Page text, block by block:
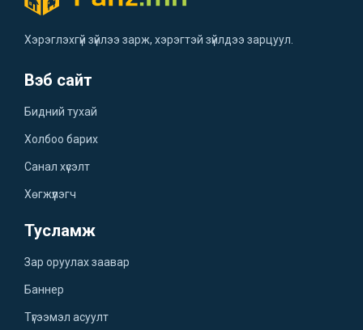
Хэрэглэхгүй зүйлээ зарж, хэрэгтэй зүйлдээ зарцуул.
Вэб сайт
Бидний тухай
Холбоо барих
Санал хүсэлт
Хөгжүүлэгч
Тусламж
Зар оруулах заавар
Баннер
Түгээмэл асуулт